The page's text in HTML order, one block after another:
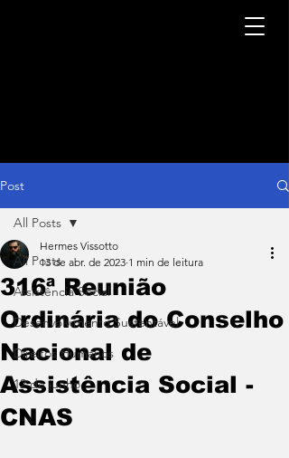
Post
All Posts
Assistência Social
Desenvolvimento Sustentável
Direitos Humanos
12 de junho
All Posts
316ª Reunião
Ordinária do Conselho
Nacional de
Assistência Social -
CNAS
Hermes Vissotto
13 de abr. de 2023 1 min de leitura